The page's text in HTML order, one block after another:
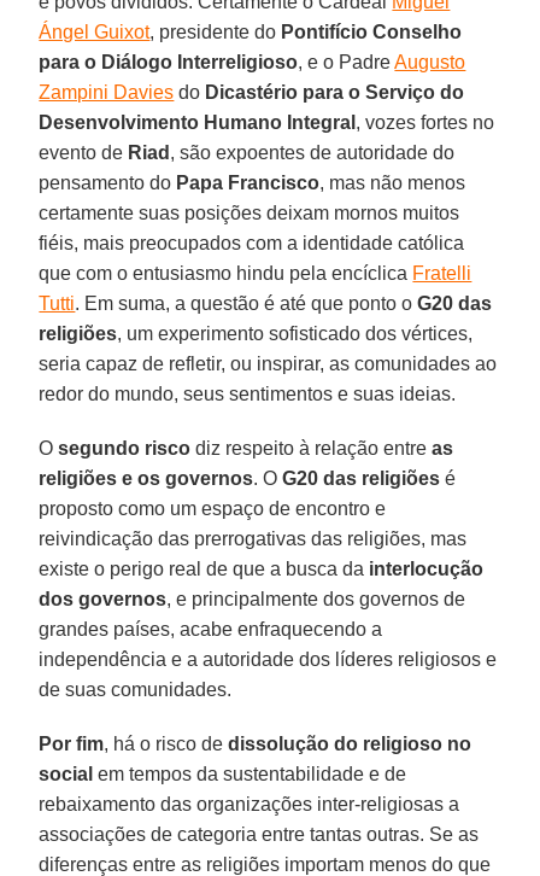
Ángel Guixot, presidente do Pontifício Conselho
para o Diálogo Interreligioso, e o PadreAugusto
Zampini Davies do Dicastério para o Serviço do
Desenvolvimento Humano Integral , vozes fortes no
evento de Riad , são expoentes de autoridade do
pensamento do Papa Francisco, mas não menos
certamente suas posições deixam mornos muitos
fiéis, mais preocupados com a identidade católica
que com o entusiasmo hindu pela encíclica Fratelli
Tutti. Em suma, a questão é até que ponto oG20 das
religiões, um experimento sofisticado dos vértices,
seria capaz de refletir, ou inspirar, as comunidades ao
redor do mundo, seus sentimentos e suas ideias.
Osegundo risco diz respeito à relação entreas
religiões e os governos. OG20 das religiões é
proposto como um espaço de encontro e
reivindicação das prerrogativas das religiões, mas
existe o perigo real de que a busca da interlocução
dos governos, e principalmente dos governos de
grandes países, acabe enfraquecendo a
independência e a autoridade dos líderes religiosos e
de suas comunidades.
Por fim, há o risco dedissolução do religioso no
social em tempos da sustentabilidade e de
rebaixamento das organizações inter-religiosas a
associações de categoria entre tantas outras. Se as
diferenças entre as religiões importam menos do que